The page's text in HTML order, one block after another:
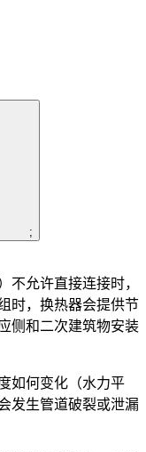
;
不允许直接连接时，
时，换热器会提供节
侧和二次建筑物安装
如何变化（水力平
发生管道破裂或泄漏